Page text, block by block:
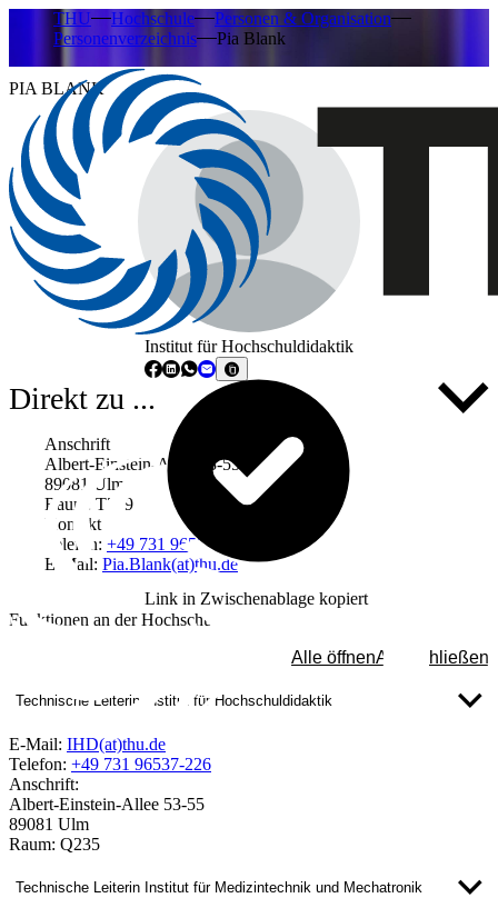
THU Hochschule
Personen & Organisation
Personenverzeichnis
Pia Blank
PIA BLANK
Institut für Hochschuldidaktik
Link in Zwischenablage kopiert
Direkt zu ...
Anschrift
Albert-Einstein-Allee 53-55
89081 Ulm
Raum: T209
Kontakt
Telefon: +49 731 96537-478
E-Mail: Pia.Blank(at)thu.de
Funktionen an der Hochschule
Alle öffnenAlle schließen
Technische Leiterin Institut für Hochschuldidaktik
E-Mail: IHD(at)thu.de
Telefon: +49 731 96537-226
Anschrift:
Albert-Einstein-Allee 53-55
89081 Ulm
Raum: Q235
Technische Leiterin Institut für Medizintechnik und Mechatronik